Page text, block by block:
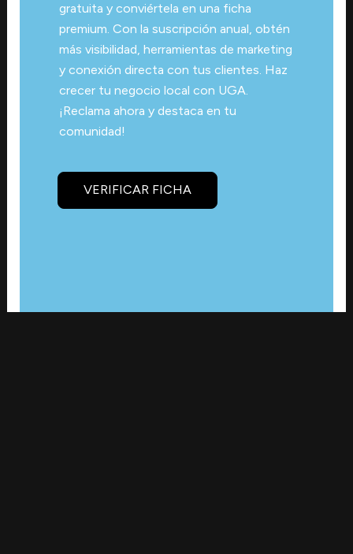
gratuita y conviértela en una ficha
premium. Con la suscripción anual, obtén
más visibilidad, herramientas de marketing
y conexión directa con tus clientes. Haz
crecer tu negocio local con UGA.
¡Reclama ahora y destaca en tu
comunidad!
VERIFICAR FICHA